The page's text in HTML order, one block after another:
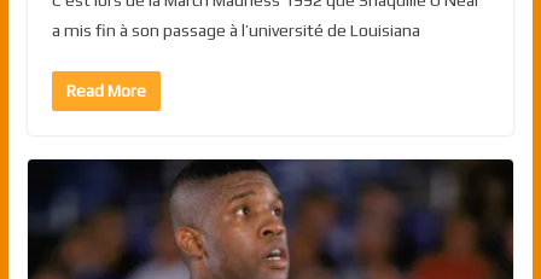
a mis fin à son passage à l’université de Louisiana
Read More